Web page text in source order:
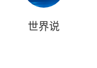
世界说